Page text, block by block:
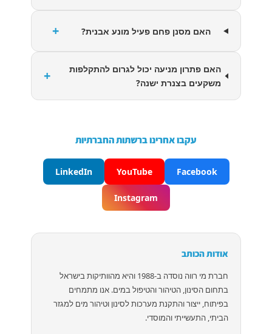
האם מסנן פחם פעיל מונע אבנית? +
האם פתרון מניעה יכול לגרום להתקלפות
משקעים בצנרת ישנה?
+
עקבו אחרינו ברשתות החברתיות
Facebook
YouTube
LinkedIn
Instagram
אודות הכותב
חברת מי רווה נוסדה ב-1988 והיא מהוותיקות בישראל
בתחום הסינון, הטיהור והטיפול במים. אנו מתמחים
בפיתוח, ייצור והתקנת מערכות לסינון וטיהור מים למגזר
הביתי, התעשייתי והמוסדי.